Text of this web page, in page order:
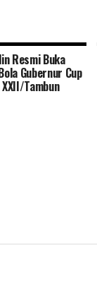
Resmi Buka
Gubernur Cup
Tambun